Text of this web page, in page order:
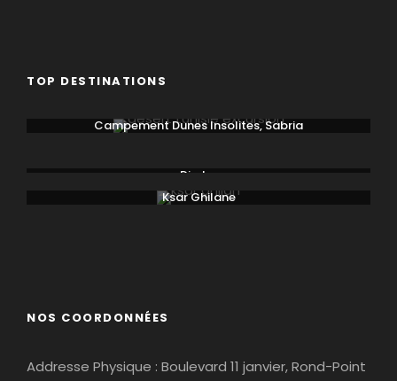
TOP DESTINATIONS
Campement Dunes Insolites, Sabria
Djerba
Ksar Ghilane
NOS COORDONNÉES
Addresse Physique : Boulevard 11 janvier, Rond-Point